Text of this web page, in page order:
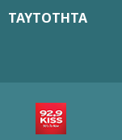
ΤΑΥΤΟΤΗΤΑ